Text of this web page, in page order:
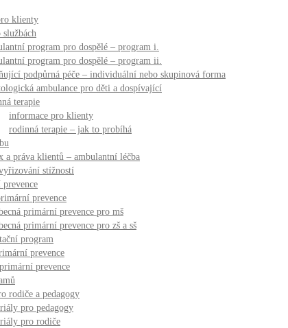
klienty
program pro dospělé – program i.
program pro dospělé – program ii.
podpůrná péče – individuální nebo skupinová forma
ambulance pro děti a dospívající
terapie
informace pro klienty
rodinná terapie – jak to probíhá
a práva klientů – ambulantní léčba
stížností
prevence
primární prevence pro mš
primární prevence pro zš a sš
program
prevence
prevence
rodiče a pedagogy
pro pedagogy
pro rodiče